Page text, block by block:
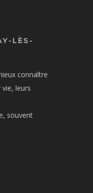
LÈS-
connaître
leurs
souvent